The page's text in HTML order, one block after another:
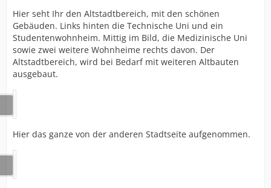
Hier seht Ihr den Altstadtbereich, mit den schönen
Gebäuden. Links hinten die Technische Uni und ein
Studentenwohnheim. Mittig im Bild, die Medizinische Uni
sowie zwei weitere Wohnheime rechts davon. Der
Altstadtbereich, wird bei Bedarf mit weiteren Altbauten
ausgebaut.
Hier das ganze von der anderen Stadtseite aufgenommen.